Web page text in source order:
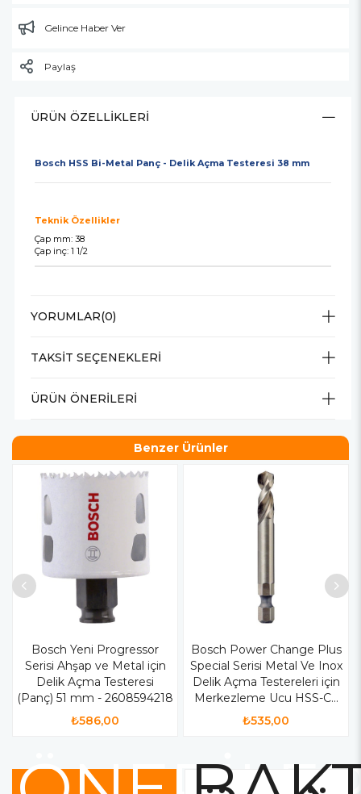
Gelince Haber Ver
Paylaş
ÜRÜN ÖZELLIKLERI
Bosch HSS Bi-Metal Panç - Delik Açma Testeresi 38 mm
Teknik Özellikler
Çap mm: 38
Çap inç: 1 1/2
YORUMLAR(0)
TAKSIT SEÇENEKLERI
ÜRÜN ÖNERILERI
Benzer Ürünler
Bosch Yeni Progressor
Serisi Ahşap ve Metal için
Delik Açma Testeresi
(Panç) 51 mm - 2608594218
₺586,00
Bosch Power Change Plus
Special Serisi Metal Ve Inox
Delik Açma Testereleri için
Merkezleme Ucu HSS-Co
65 mm - 2608594257
₺535,00